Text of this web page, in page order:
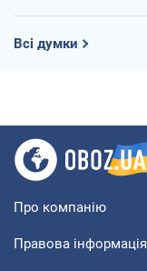
Всі думки
Про компанію
Правова інформація